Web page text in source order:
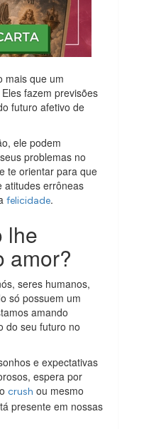
mais que um
fazem previsões
futuro afetivo de
ele podem
problemas no
te orientar para que
atitudes errôneas
felicidade.
lhe
amor?
seres humanos,
só possuem um
amando
do seu futuro no
e expectativas
espera por
crush ou mesmo
presente em nossas